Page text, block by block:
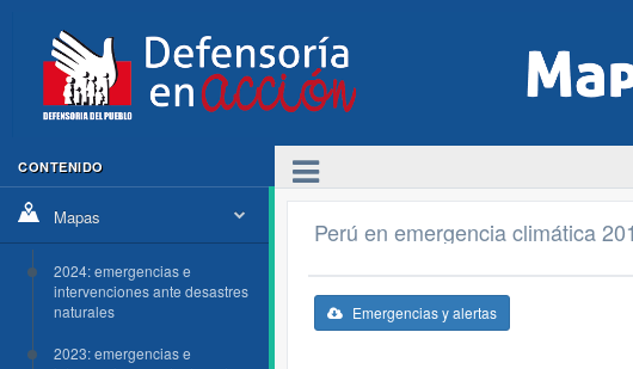
CONTENIDO
Mapas
2024: emergencias e
intervenciones ante desastres
naturales
2023: emergencias e
Perú en emergencia climática
Emergencias y alertas